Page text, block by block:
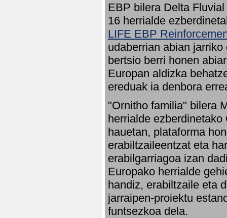
EBP bilera Delta
16 herrialde
LIFE EBP
udaberrian abian
bertsio berri honen
Europan aldizka
ereduak ia denbora
"Ornitho familia" bilera
herrialde
hauetan, plataforma
erabiltzaileentzat eta
erabilgarriagoa izan
Europako herrialde
handiz, erabiltzaile eta
jarraipen-proiektu
funtsezkoa dela.